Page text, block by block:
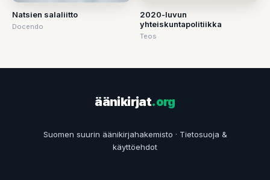
Natsien salaliitto
Docendo
2020-luvun
yhteiskuntapolitiikka
Teos
äänikirjat.org
Suomen suurin äänikirjahakemisto · Tietosuoja &
käyttöehdot